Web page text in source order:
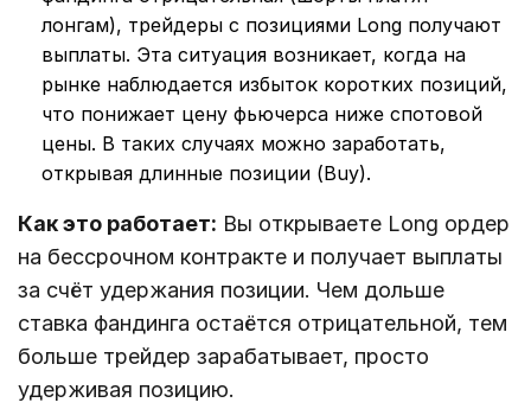
лонгам), трейдеры с позициями Long получают
выплаты. Эта ситуация возникает, когда на
рынке наблюдается избыток коротких позиций,
что понижает цену фьючерса ниже спотовой
цены. В таких случаях можно заработать,
открывая длинные позиции (Buy).
Как это работает: Вы открываете Long ордер
на бессрочном контракте и получает выплаты
за счёт удержания позиции. Чем дольше
ставка фандинга остаётся отрицательной, тем
больше трейдер зарабатывает, просто
удерживая позицию.